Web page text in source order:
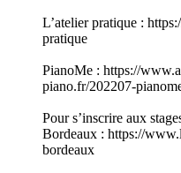
L’atelier pratique :
pratique
PianoMe : https://
piano.fr/202207-
Pour s’inscrire aux
Bordeaux : https://
bordeaux